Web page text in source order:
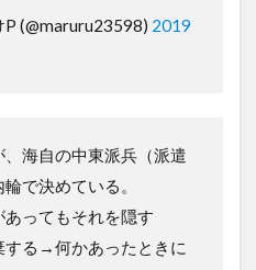
(@maruru23598) 2019
海自の中東派兵（派遣
で決めている。
ってもそれを隠す
する→何かあったときに